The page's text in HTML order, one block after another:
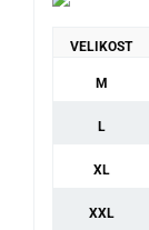
VELIKOST
M
L
XL
XXL